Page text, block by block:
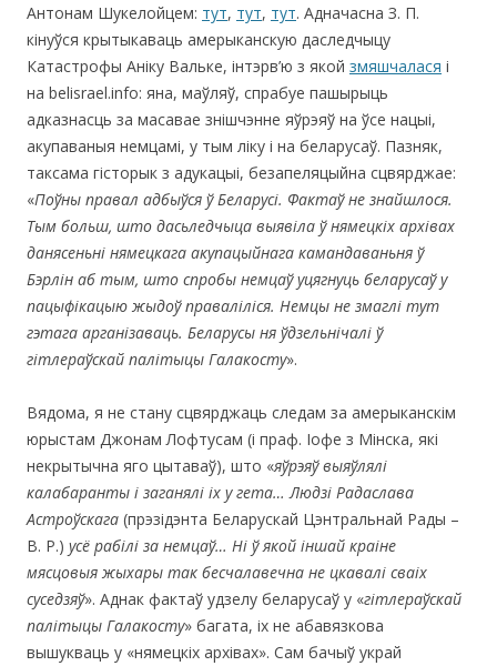
Антонам Шукелойцем: тут, тут, тут. Адначасна З. П.
кінуўся крытыкаваць амерыканскую даследчыцу
Катастрофы Аніку Вальке, інтэрв’ю з якой змяшчалася і
на belisrael.info: яна, маўляў, спрабуе пашырыць
адказнасць за масавае знішчэнне яўрэяў на ўсе нацыі,
акупаваныя немцамі, у тым ліку і на беларусаў. Пазняк,
таксама гісторык з адукацыі, безапеляцыйна сцвярджае:
«Поўны правал адбыўся ў Беларусі. Фактаў не знайшлося.
Тым больш, што дасьледчыца выявіла ў нямецкіх архівах
данясеньні нямецкага акупацыйнага камандаваньня ў
Бэрлін аб тым, што спробы немцаў уцягнуць беларусаў у
пацыфікацыю жыдоў праваліліся. Немцы не змаглі тут
гэтага арганізаваць. Беларусы ня ўдзельнічалі ў
гітлераўскай палітыцы Галакосту».
Вядома, я не стану сцвярджаць следам за амерыканскім
юрыстам Джонам Лофтусам (і праф. Іофе з Мінска, які
некрытычна яго цытаваў), што «яўрэяў выяўлялі
калабаранты і заганялі іх у гета… Людзі Радаслава
Астроўскага (прэзідэнта Беларускай Цэнтральнай Рады –
В. Р.) усё рабілі за немцаў… Ні ў якой іншай краіне
мясцовыя жыхары так бесчалавечна не цкавалі сваіх
суседзяў». Аднак фактаў удзелу беларусаў у «гітлераўскай
палітыцы Галакосту» багата, іх не абавязкова
вышукваць у «нямецкіх архівах». Сам бачыў украй